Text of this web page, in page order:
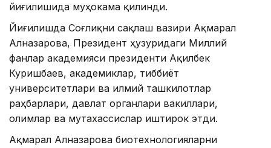
йиғилишида муҳокама қилинди.
Йиғилишда Соғлиқни сақлаш вазири Ақмарал
Алназарова, Президент ҳузуридаги Миллий
фанлар академияси президенти Ақилбек
Куришбаев, академиклар, тиббиёт
университетлари ва илмий ташкилотлар
раҳбарлари, давлат органлари вакиллари,
олимлар ва мутахассислар иштирок этди.
Ақмарал Алназарова биотехнологияларни